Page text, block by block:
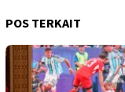
POS TERKAIT